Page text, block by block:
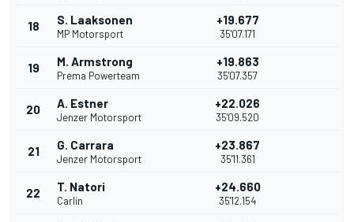
18 S. Laaksonen
MP Motorsport
+19.677
35'07.171
19 M. Armstrong
Prema Powerteam
+19.863
35'07.357
20 A. Estner
Jenzer Motorsport
+22.026
35'09.520
21 G. Carrara
Jenzer Motorsport
+23.867
35'11.361
22 T. Natori
Carlin
+24.660
35'12.154